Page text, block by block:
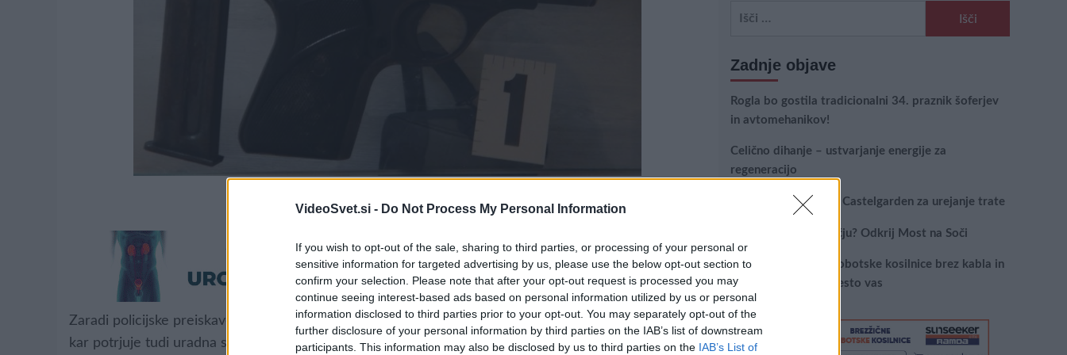
VideoSvet.si - Do Not Process My Personal Information
If you wish to opt-out of the sale, sharing to third parties, or processing of your personal or
sensitive information for targeted advertising by us, please use the below opt-out section to
confirm your selection. Please note that after your opt-out request is processed you may
continue seeing interest-based ads based on personal information utilized by us or personal
information disclosed to third parties prior to your opt-out. You may separately opt-out of the
further disclosure of your personal information by third parties on the IAB’s list of downstream
participants. This information may also be disclosed by us to third parties on the IAB’s List of
Zaradi policijske preiskave je bila cesta Rogaška Slatina – Rogatec pri kraju Spodnji Negonje zaprta,
kar potrjuje tudi uradna spletna stran Promet.si.
Zadnje objave
Rogla bo gostila tradicionalni 34. praznik šoferjev
in avtomehanikov!
Celično dihanje – ustvarjanje energije za
regeneracijo
Najboljši vrtni stroji Castelgarden za urejanje trate
Kam na izlet v Posočju? Odkrij Most na Soči
Revolucija na vrtu: robotske kosilnice brez kabla in
stroji, ki delajo namesto vas